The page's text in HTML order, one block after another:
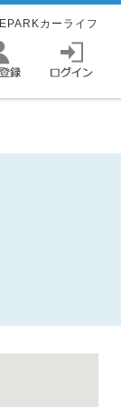
EPARKカーライフ